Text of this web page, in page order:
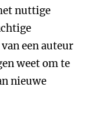
nuttige
een auteur
weet om te
nieuwe